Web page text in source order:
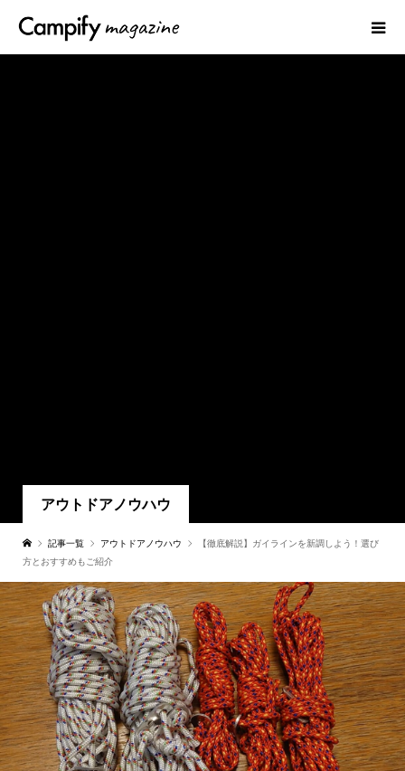
アウトドアノウハウ
記事一覧 アウトドアノウハウ
【徹底解説】ガイラインを新調しよう！選び
方とおすすめもご紹介